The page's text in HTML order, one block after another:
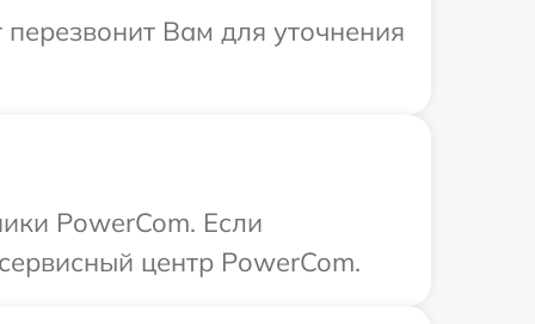
Вам для уточнения
PowerCom. Если
центр PowerCom.